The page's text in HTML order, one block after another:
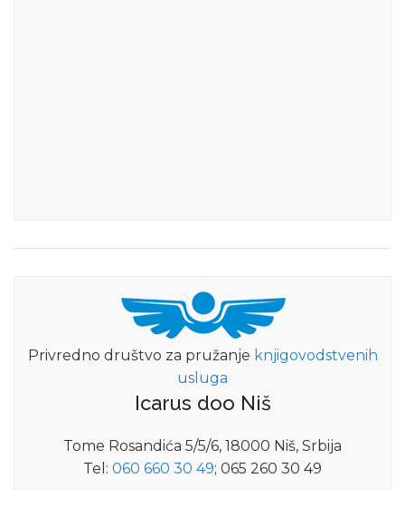
Privredno društvo za pružanje knjigovodstvenih
usluga
Icarus doo Niš
Tome Rosandića 5/5/6, 18000 Niš, Srbija
Tel: 060 660 30 49; 065 260 30 49